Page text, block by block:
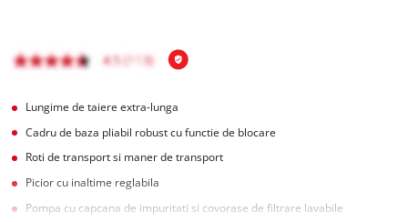
Lungime de taiere extra-lunga
Cadru de baza pliabil robust cu functie de blocare
Roti de transport si maner de transport
Picior cu inaltime reglabila
Pompa cu capcana de impuritati si covorase de filtrare lavabile